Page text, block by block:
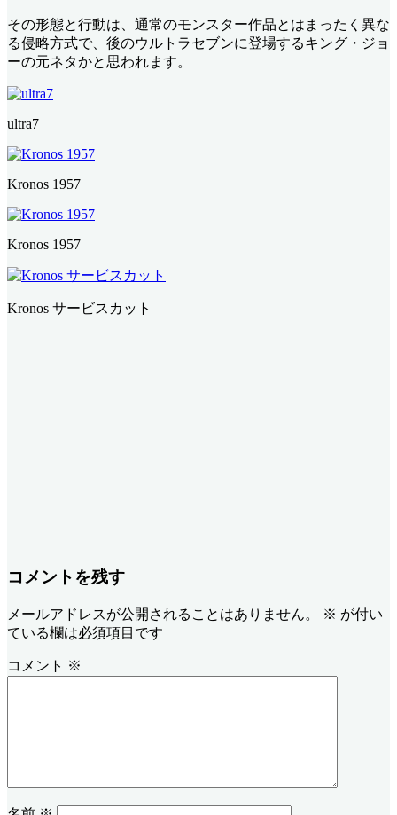
その形態と行動は、通常のモンスター作品とはまったく異な
る侵略方式で、後のウルトラセブンに登場するキング・ジョ
ーの元ネタかと思われます。
ultra7
Kronos 1957
Kronos 1957
Kronos サービスカット
コメントを残す
メールアドレスが公開されることはありません。 ※ が付い
ている欄は必須項目です
コメント ※